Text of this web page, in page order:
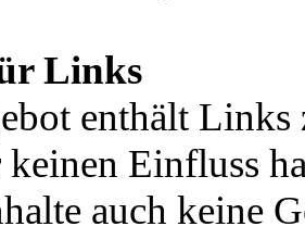
Links
enthält Links
Einfluss
auch keine